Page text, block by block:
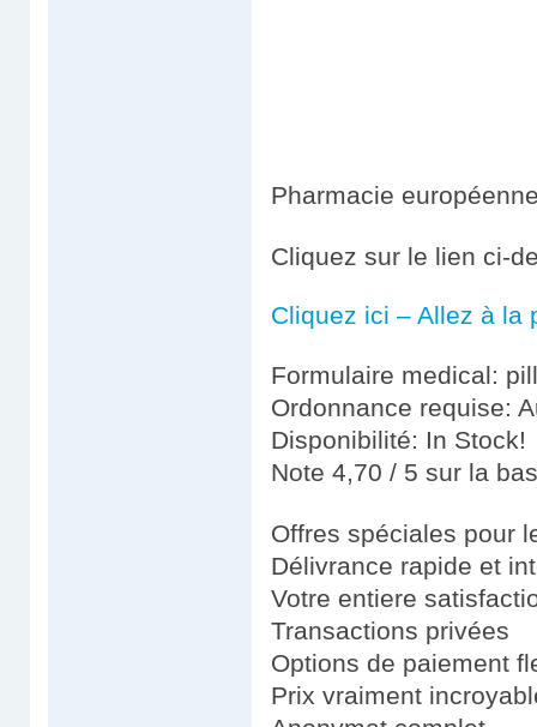
Pharmacie
Cliquez sur le lien ci-
Cliquez ici – Allez à la
Formulaire medical: pill
Ordonnance requise:
Disponibilité: In Stock!
Note 4,70 / 5 sur la
Offres spéciales pour
Délivrance rapide et
Votre entiere
Transactions privées
Options de paiement
Prix vraiment